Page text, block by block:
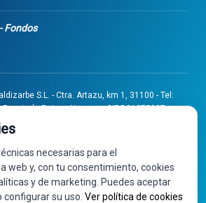
Fondos
S.L. - Ctra. Artazu, km 1, 31100 - Tel:
la Reina - Navarra - CIF B31275837.
de Navarra, Tomo 32, Folio 75, Hoja 525.
0558-2024-000008" ha sido subvencionado
de la convocatoria de 2024 de Ayudas a
necesarias para el
web y, con tu consentimiento, cookies
y de marketing. Puedes aceptar
su uso. Ver política de cookies